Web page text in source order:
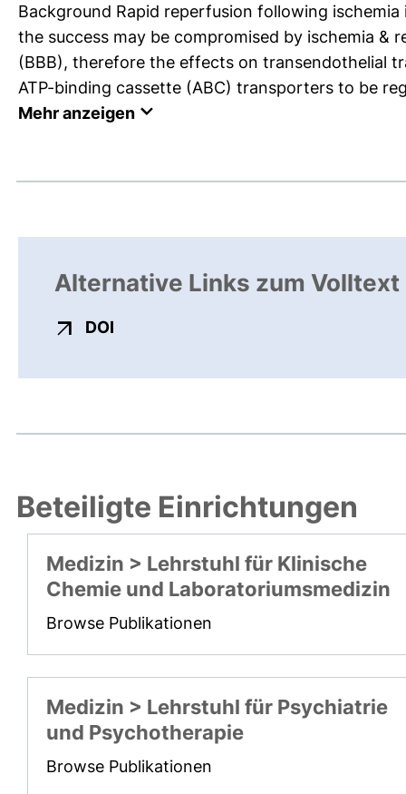
Background Rapid reperfusion following
the success may be compromised by ischemia
(BBB), therefore the effects on transendothelial
ATP-binding cassette (ABC) transporters to be
Mehr anzeigen
Alternative Links zum Volltext
DOI
Beteiligte Einrichtungen
Medizin > Lehrstuhl für Klinische
Chemie und Laboratoriumsmedizin
Browse Publikationen
Medizin > Lehrstuhl für Psychiatrie
und Psychotherapie
Browse Publikationen